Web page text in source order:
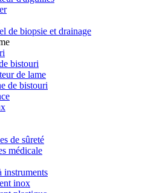
de biopsie et drainage
bistouri
de lame
de bistouri
de sûreté
médicale
instruments
inox